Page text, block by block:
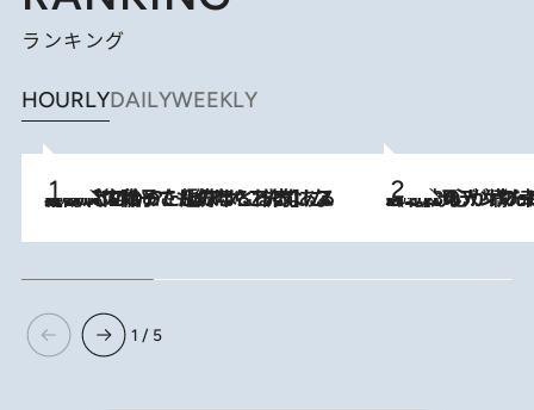
ランキング
HOURLYDAILYWEEKLY
2026.8.5
【阿川佐和子さんの年とる力】なぜ70代で始めた趣味は“こんなに楽しい”のか？ ピアノ、俳句…スランプに陥っても続けられる“ある秘訣”とは 2026.8.8
《北欧の人々の幸福度が高いのは…》元デンマーク親善大使が出会った“心が満たされる暮らし”「いいかげんにヒュッゲしなさい！」
1 / 5